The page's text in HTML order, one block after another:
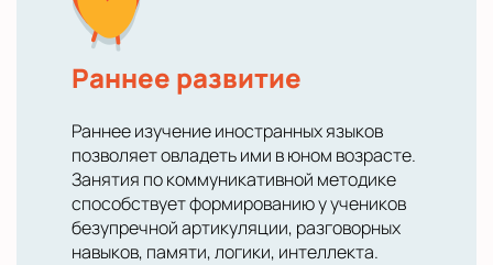
Раннее развитие
Раннее изучение иностранных языков
позволяет овладеть ими в юном возрасте.
Занятия по коммуникативной методике
способствует формированию у учеников
безупречной артикуляции, разговорных
навыков, памяти, логики, интеллекта.